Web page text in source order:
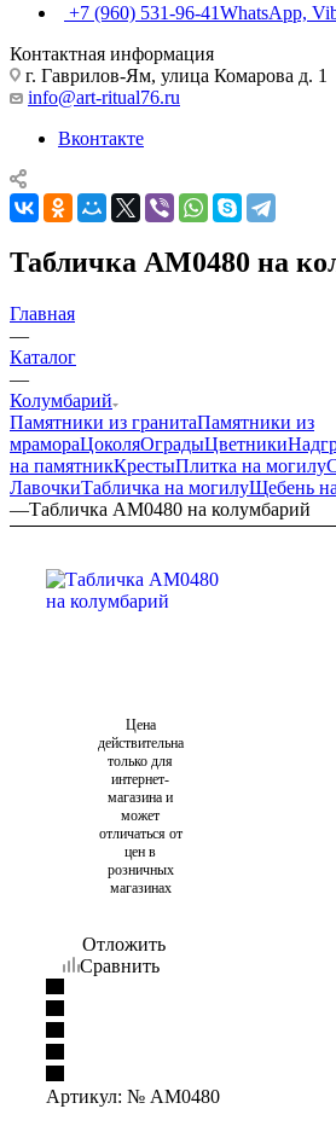
+7 (960) 531-96-41WhatsApp,
Контактная информация
г. Гаврилов-Ям, улица Комарова д. 1
info@art-ritual76.ru
Вконтакте
Табличка AM0480 на
Главная
—
Каталог
—
Колумбарий
Памятники из гранитаПамятники из
мрамораЦоколяОградыЦветники
на памятникКрестыПлитка на могилу
ЛавочкиТабличка на могилуЩебень
—Табличка AM0480 на колумбарий
Цена
действительна
только для
интернет-
магазина и
может
отличаться от
цен в
розничных
магазинах
Отложить
Сравнить
Артикул: № AM0480